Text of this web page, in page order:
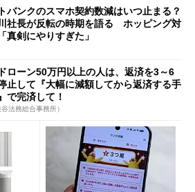
バンクのスマホ契約数減はいつ止まる？
社長が反転の時期を語る ホッピング対
真剣にやりすぎた」
ローン50万円以上の人は、返済を3～6
止して『大幅に減額してから返済する手
で完済して！
法務総合事務所）